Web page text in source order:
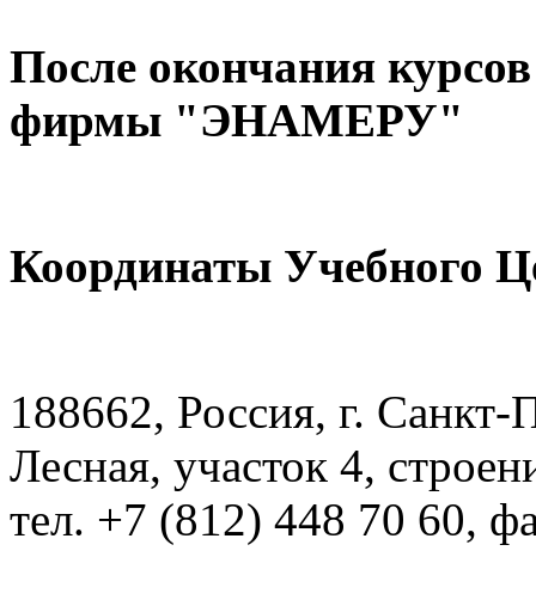
После окончания
фирмы "ЭНАМЕРУ"
Координаты
188662, Россия, г.
Лесная, участок 4,
тел. +7 (812) 448 70 60,